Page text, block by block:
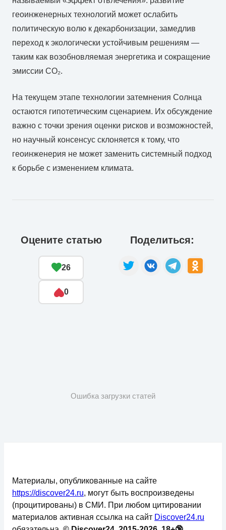
геоинженерных технологий может ослабить
политическую волю к декарбонизации, замедлив
переход к экологически устойчивым решениям —
таким как возобновляемая энергетика и сокращение
эмиссии СО₂.
На текущем этапе технологии затемнения Солнца
остаются гипотетическим сценарием. Их обсуждение
важно с точки зрения оценки рисков и возможностей,
но научный консенсус склоняется к тому, что
геоинженерия не может заменить системный подход
к борьбе с изменением климата.
Оцените статью
26
0
Поделиться:
Ошибка загрузки статей
Материалы, опубликованные на сайте
https://discover24.ru, могут быть воспроизведены
(процитированы) в СМИ. При любом цитировании
материалов активная ссылка на сайт Discover24.ru